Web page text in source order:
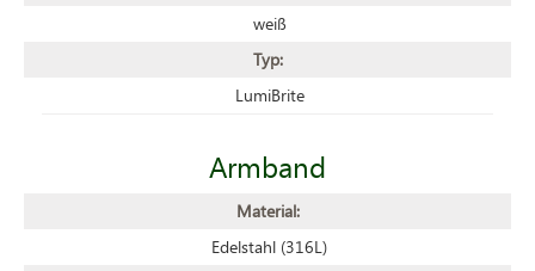
weiß
Typ:
LumiBrite
Armband
Material:
Edelstahl (316L)